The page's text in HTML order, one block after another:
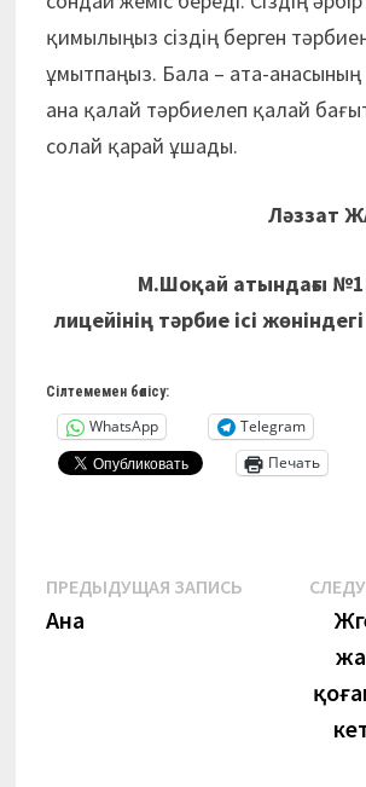
қимылыңыз сіздің берген
ұмытпаңыз. Бала – ата-анасының
ана қалай тәрбиелеп қалай
солай қарай ұшады.
Ләззат
М.Шоқай атындағы
лицейінің тәрбие ісі
Сілтемемен бөлісу:
WhatsApp
Telegram
Печать
Навигация
по
ПРЕДЫДУЩАЯ ЗАПИСЬПредыдущая
Ана